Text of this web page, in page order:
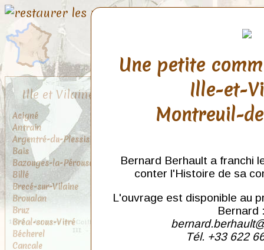
Ille et Vilaine
Acigné
Antrain
Argentré-du-Plessis
Bais
Bazouges-la-Pérouse
Billé
Brecé-sur-Vilaine
Broualan
Bruz
Bréal-sous-Vitré
Bécherel
Cancale
Une petite
Ille-et-
Montreuil-
Bernard Berhault a franchi
conter l'Histoire de sa
L'ouvrage est disponible au
Bernard
Tél. +33 622